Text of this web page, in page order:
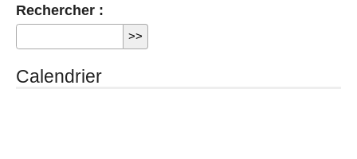
Rechercher :
Calendrier